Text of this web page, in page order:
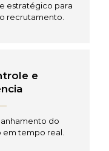
estratégico para
recrutamento.
e
do
tempo real.